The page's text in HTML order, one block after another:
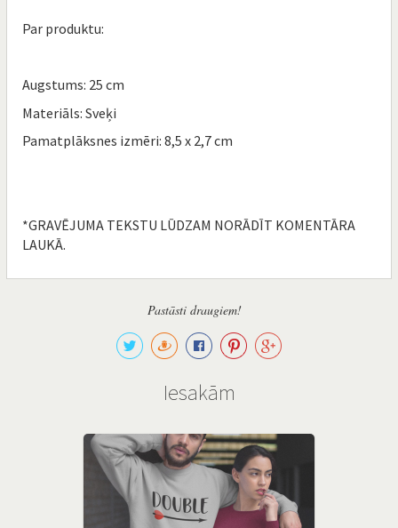
Par produktu:
Augstums: 25 cm
Materiāls: Sveķi
Pamatplāksnes izmēri: 8,5 x 2,7 cm
*GRAVĒJUMA TEKSTU LŪDZAM NORĀDĪT KOMENTĀRA
LAUKĀ.
Pastāsti draugiem!
Iesakām